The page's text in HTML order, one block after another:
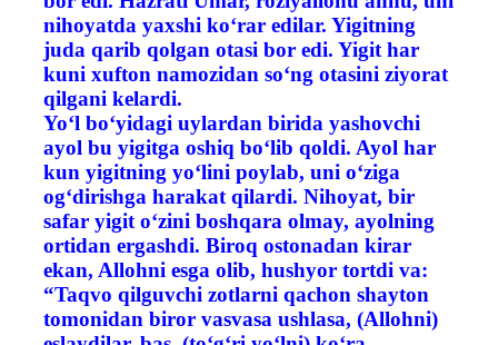
nihoyatda yaxshi ko‘rar edilar. Yigitning
juda qarib qolgan otasi bor edi. Yigit har
kuni xufton namozidan so‘ng otasini ziyorat
qilgani kelardi.
Yo‘l bo‘yidagi uylardan birida yashovchi
ayol bu yigitga oshiq bo‘lib qoldi. Ayol har
kun yigitning yo‘lini poylab, uni o‘ziga
og‘dirishga harakat qilardi. Nihoyat, bir
safar yigit o‘zini boshqara olmay, ayolning
ortidan ergashdi. Biroq ostonadan kirar
ekan, Allohni esga olib, hushyor tortdi va:
“Taqvo qilguvchi zotlarni qachon shayton
tomonidan biror vasvasa ushlasa, (Allohni)